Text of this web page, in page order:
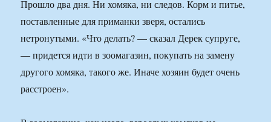
Прошло два дня. Ни хомяка, ни следов. Корм и питье,
поставленные для приманки зверя, остались
нетронутыми. «Что делать? — сказал Дерек супруге,
— придется идти в зоомагазин, покупать на замену
другого хомяка, такого же. Иначе хозяин будет очень
расстроен».